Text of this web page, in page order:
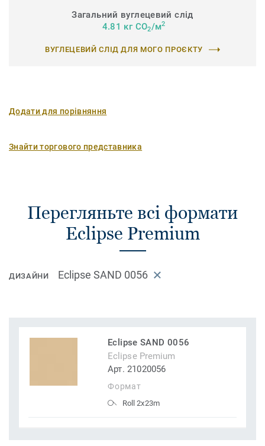
Загальний вуглецевий слід
4.81 кг CO2/м2
ВУГЛЕЦЕВИЙ СЛІД ДЛЯ МОГО ПРОЄКТУ
Додати для порівняння
Знайти торгового представника
Перегляньте всі формати
Eclipse Premium
ДИЗАЙНИ Eclipse SAND 0056
Eclipse SAND 0056
Eclipse Premium
Арт. 21020056
Формат
Roll 2x23m